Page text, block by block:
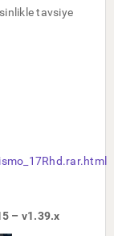
tavsiye
– v1.39.x